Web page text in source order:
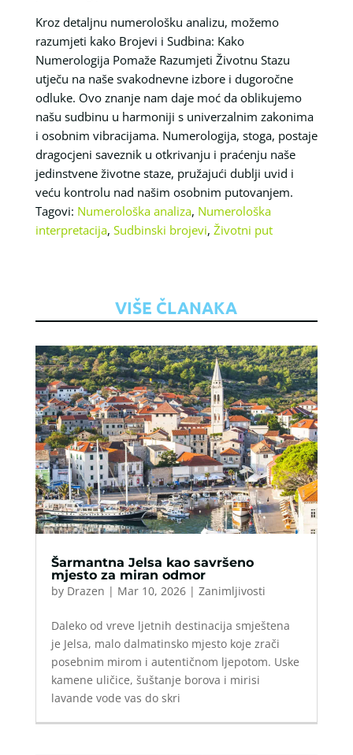
Kroz detaljnu numerološku analizu, možemo
razumjeti kako Brojevi i Sudbina: Kako
Numerologija Pomaže Razumjeti Životnu Stazu
utječu na naše svakodnevne izbore i dugoročne
odluke. Ovo znanje nam daje moć da oblikujemo
našu sudbinu u harmoniji s univerzalnim zakonima
i osobnim vibracijama. Numerologija, stoga, postaje
dragocjeni saveznik u otkrivanju i praćenju naše
jedinstvene životne staze, pružajući dublji uvid i
veću kontrolu nad našim osobnim putovanjem.
Tagovi: Numerološka analiza, Numerološka
interpretacija, Sudbinski brojevi, Životni put
VIŠE ČLANAKA
Šarmantna Jelsa kao savršeno
mjesto za miran odmor
by Drazen | Mar 10, 2026| Zanimljivosti
Daleko od vreve ljetnih destinacija smještena
je Jelsa, malo dalmatinsko mjesto koje zrači
posebnim mirom i autentičnom ljepotom. Uske
kamene uličice, šuštanje borova i mirisi
lavande vode vas do skri